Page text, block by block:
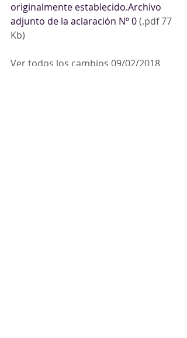
originalmente establecido.Archivo
adjunto de la aclaración Nº 0 (.pdf 77
Kb)
Ver todos los cambios 09/02/2018